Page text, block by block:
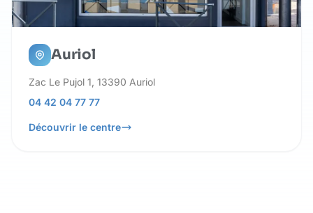
Auriol
Zac Le Pujol 1, 13390 Auriol
04 42 04 77 77
Découvrir le centre